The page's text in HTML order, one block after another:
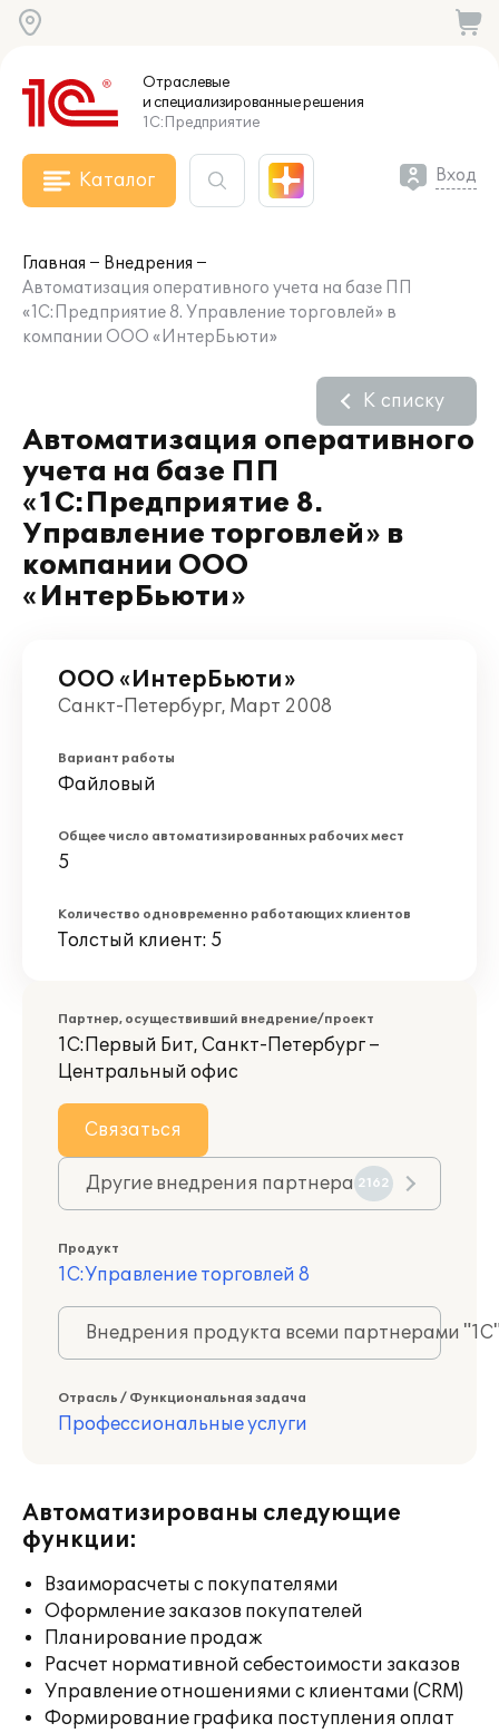
Отраслевые
и специализированныерешения
1С:Предприятие
Каталог Вход
Главная
Внедрения
Автоматизация оперативного учета на базе ПП
«1С:Предприятие 8. Управление торговлей» в
компании ООО «ИнтерБьюти»
Автоматизация оперативного
учета на базе ПП
«1С:Предприятие 8.
Управление торговлей» в
компании ООО
«ИнтерБьюти»
К списку
ООО «ИнтерБьюти»
Санкт-Петербург, Март 2008
Вариант работы
Файловый
Общее число автоматизированных рабочих мест
5
Количество одновременно работающих клиентов
Толстый клиент: 5
Партнер, осуществивший внедрение/проект
1С:Первый Бит, Санкт-Петербург –
Центральный офис
Связаться
Другие внедрения партнера 2162
Продукт
1С:Управление торговлей 8
Внедрения продукта всеми партнерами
Отрасль / Функциональная задача
Профессиональные услуги
Автоматизированы следующие
функции:
Взаиморасчеты с покупателями
Оформление заказов покупателей
Планирование продаж
Расчет нормативной себестоимости заказов
Управление отношениями с клиентами (CRM)
Формирование графика поступления оплат